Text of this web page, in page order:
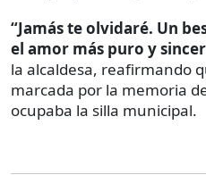
“Jamás te olvidaré. Un
el amor más puro y
la alcaldesa, reafirmando
marcada por la memoria
ocupaba la silla municipal.